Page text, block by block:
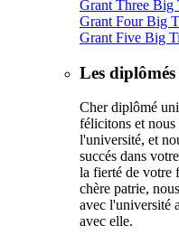
Grant Three Big
Grant Four Big
Grant Five Big
Les diplômés
Cher diplômé
félicitons et
l'université, et
succés dans
la fierté de votre
chère patrie,
avec l'université
avec elle.